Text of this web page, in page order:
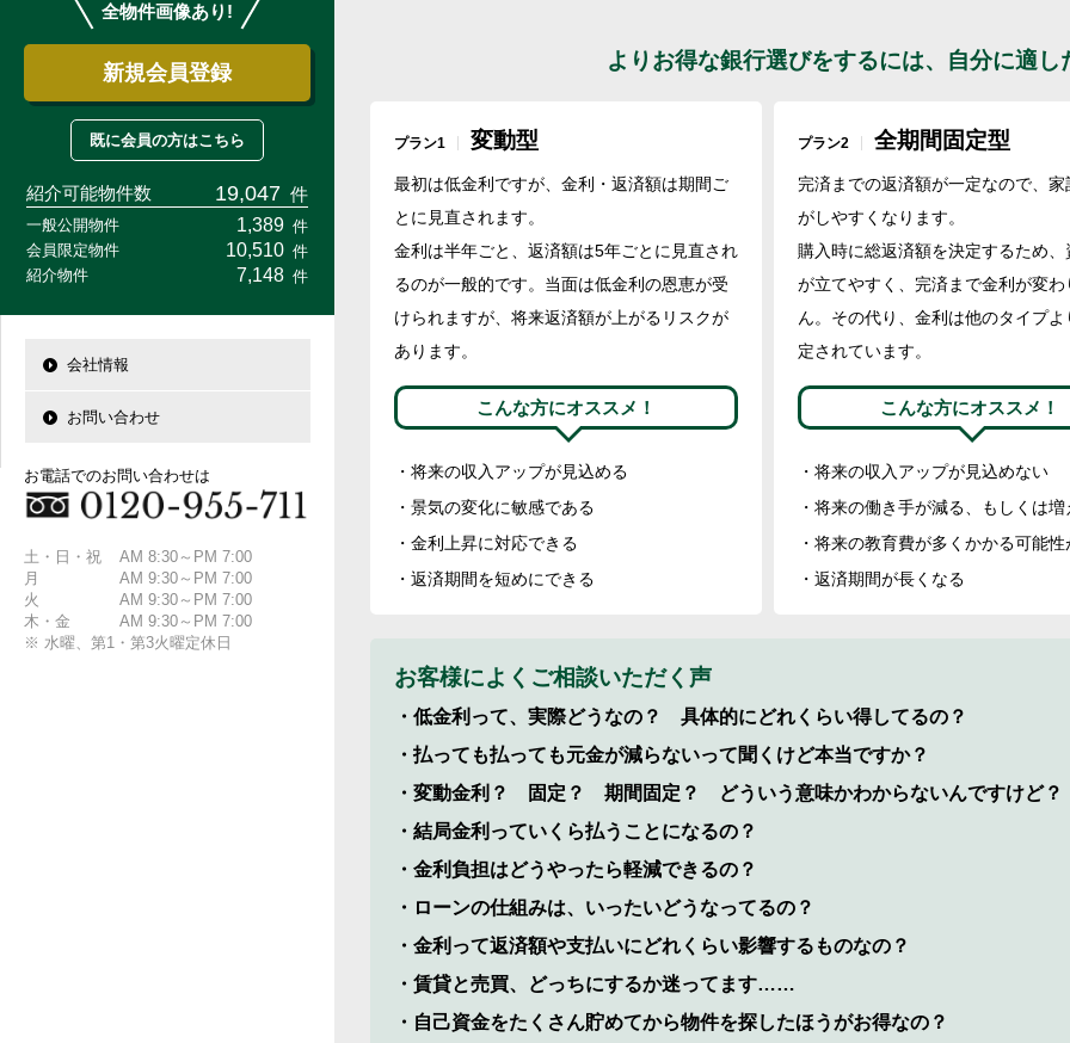
全物件画像あり!
新規会員登録
既に会員の方はこちら
紹介可能物件数 19,047 件
一般公開物件 1,389 件
会員限定物件
10,510 件
紹介物件
7,148 件
会社情報
お問い合わせ
お電話でのお問い合わせは
土・日・祝
AM 8:30～PM 7:00
月
AM 9:30～PM 7:00
火
AM 9:30～PM 7:00
木・金
AM 9:30～PM 7:00
※ 水曜、第1・第3火曜定休日
よりお得な銀行選びをするには、自分に適し
プラン1 変動型
最初は低金利ですが、金利・返済額は期間ご
とに見直されます。
金利は半年ごと、返済額は5年ごとに見直され
るのが一般的です。当面は低金利の恩恵が受
けられますが、将来返済額が上がるリスクが
あります。
こんな方にオススメ！
将来の収入アップが見込める
景気の変化に敏感である
金利上昇に対応できる
返済期間を短めにできる
プラン2 全期間固定型
完済までの返済額が一定なので、家
がしやすくなります。
購入時に総返済額を決定するため、
が立てやすく、完済まで金利が変わ
ん。その代り、金利は他のタイプよ
定されています。
こんな方にオススメ！
将来の収入アップが見込めない
将来の働き手が減る、もしくは増
将来の教育費が多くかかる可能性
返済期間が長くなる
お客様によくご相談いただく声
低金利って、実際どうなの？ 具体的にどれくらい得してるの？
払っても払っても元金が減らないって聞くけど本当ですか？
変動金利？ 固定？ 期間固定？ どういう意味かわからないんですけど？
結局金利っていくら払うことになるの？
金利負担はどうやったら軽減できるの？
ローンの仕組みは、いったいどうなってるの？
金利って返済額や支払いにどれくらい影響するものなの？
賃貸と売買、どっちにするか迷ってます……
自己資金をたくさん貯めてから物件を探したほうがお得なの？